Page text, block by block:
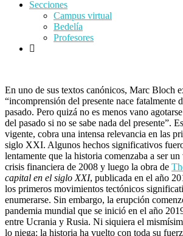
Secciones
Campus virtual
Bedelía
Profesores
En uno de sus textos canónicos, Marc Bloch
“incomprensión del presente nace fatalmente
pasado. Pero quizá no es menos vano
del pasado si no se sabe nada del presente”.
vigente, cobra una intensa relevancia en las
siglo XXI. Algunos hechos significativos
lentamente que la historia comenzaba a ser
crisis financiera de 2008 y luego la obra de
capital en el siglo XXI, publicada en el año
los primeros movimientos tectónicos
enumerarse. Sin embargo, la erupción
pandemia mundial que se inició en el año
entre Ucrania y Rusia. Ni siquiera el
lo niega: la historia ha vuelto con toda su